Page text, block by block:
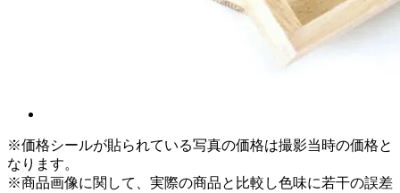
※価格シールが貼られている写真の価格は撮影当時の価格と
なります。
※商品画像に関して、実際の商品と比較し色味に若干の誤差